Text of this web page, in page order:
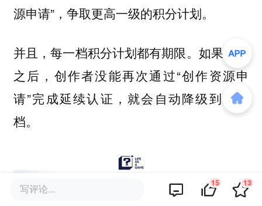
源申请”，争取更高一级的积分计划。
并且，每一档积分计划都有期限。如果28天
之后，创作者没能再次通过“创作资源申
请”完成延续认证，就会自动降级到下一
档。
写评论... 15 13